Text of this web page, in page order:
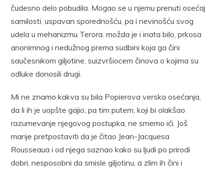
čudesno delo pobudila. Mogao se u njemu prenuti osećaj
samilosti, uspavan sporednošću, pa i nevinošću svog
udela u mehanizmu Terora. možda je i inata bilo, prkosa
anonimnog i nedužnog prema sudbini koja ga čini
saučesnikom giljotine, suizvršiocem činova o kojima su
odluke donosili drugi.
Mi ne znamo kakva su bila Popierova verska osećanja,
da li ih je uopšte gajio, pa tim putem, koji bi olakšao
razumevanje njegovog postupka, ne smemo ići. Još
manje pretpostaviti da je čitao Jean-Jacquesa
Rousseaua i od njega saznao kako su ljudi po prirodi
dobri, nesposobni da smisle giljotinu, a zlim ih čini i